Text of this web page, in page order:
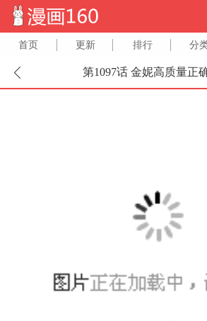
首页 更新 排行 分
第1097话 金妮高质量正